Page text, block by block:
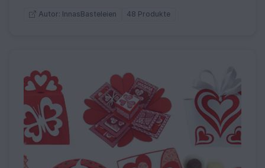
Autor: InnasBasteleien 48 Produkte